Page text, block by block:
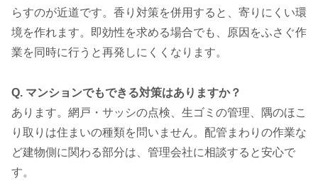
らすのが近道です。香り対策を併用すると、寄りにくい環
境を作れます。即効性を求める場合でも、原因をふさぐ作
業を同時に行うと再発しにくくなります。
Q. マンションでもできる対策はありますか？
あります。網戸・サッシの点検、生ゴミの管理、隅のほこ
り取りは住まいの種類を問いません。配管まわりの作業な
ど建物側に関わる部分は、管理会社に相談すると安心で
す。